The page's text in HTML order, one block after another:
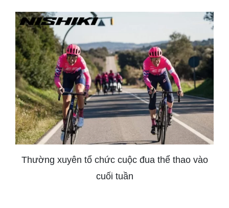
Thường xuyên tổ chức cuộc đua thể thao vào
cuối tuần